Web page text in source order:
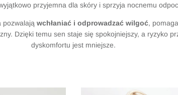
przyjemna dla skóry i sprzyja nocnemu
pozwalają wchłaniać i odprowadzać wilgoć,
Dzięki temu sen staje się spokojniejszy, a ryzyko
dyskomfortu jest mniejsze.